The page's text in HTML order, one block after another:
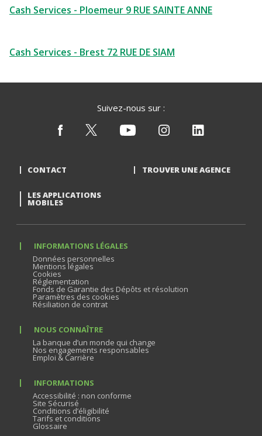
Cash Services - Ploemeur 9 RUE SAINTE ANNE
Cash Services - Brest 72 RUE DE SIAM
Suivez-nous sur :
CONTACT TROUVER UNE AGENCE
LES APPLICATIONS
MOBILES
INFORMATIONS LÉGALES
Données personnelles
Mentions légales
Cookies
Réglementation
Fonds de Garantie des Dépôts et résolution
Paramètres des cookies
Résiliation de contrat
NOUS CONNAÎTRE
La banque d’un monde qui change
Nos engagements responsables
Emploi & Carrière
INFORMATIONS
Accessibilité : non conforme
Site Sécurisé
Conditions d’éligibilité
Tarifs et conditions
Glossaire